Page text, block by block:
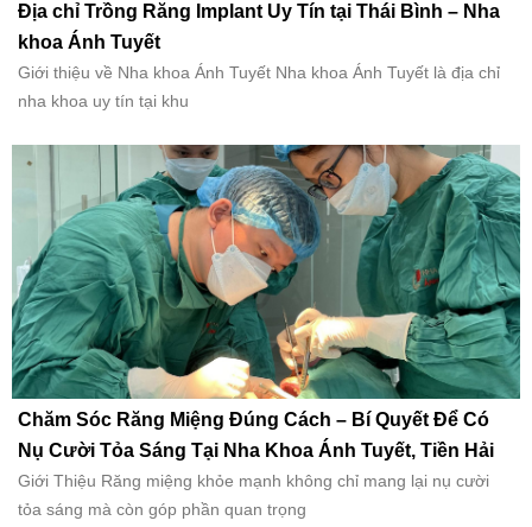
Địa chỉ Trồng Răng Implant Uy Tín tại Thái Bình – Nha
khoa Ánh Tuyết
Giới thiệu về Nha khoa Ánh Tuyết Nha khoa Ánh Tuyết là địa chỉ
nha khoa uy tín tại khu
Chăm Sóc Răng Miệng Đúng Cách – Bí Quyết Để Có
Nụ Cười Tỏa Sáng Tại Nha Khoa Ánh Tuyết, Tiền Hải
Giới Thiệu Răng miệng khỏe mạnh không chỉ mang lại nụ cười
tỏa sáng mà còn góp phần quan trọng